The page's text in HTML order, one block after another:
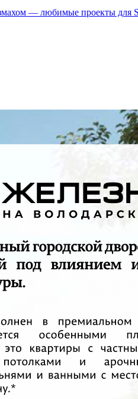
— любимые проекты для